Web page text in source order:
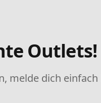
Outlets!
melde dich einfach